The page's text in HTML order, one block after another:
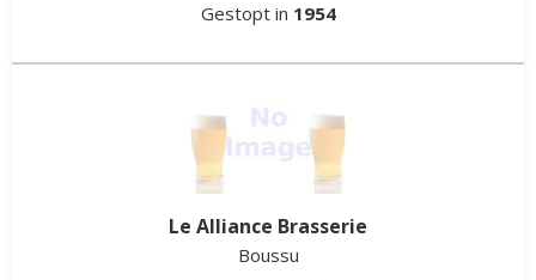
Gestopt in 1954
Le Alliance Brasserie
Boussu